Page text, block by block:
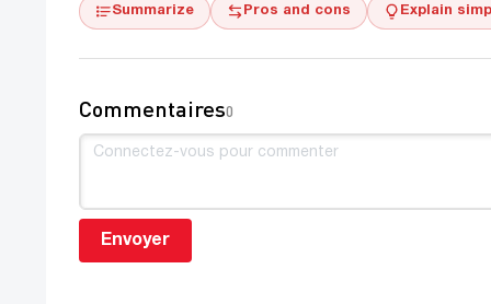
Summarize Pros and cons Explain
Commentaires0
Envoyer